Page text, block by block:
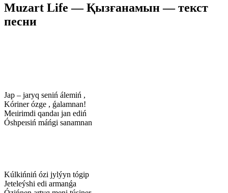
Muzart Life — Қызғанамын — текст
песни
Jap – jaryq seniń álemiń ,
Kóriner ózge , ǵalamnan!
Meıirimdi qandaı jan ediń
Óshpeısiń máńgi sanamnan
Kúlkińniń ózi jylýyn tógip
Jeteleýshi edi armanǵa